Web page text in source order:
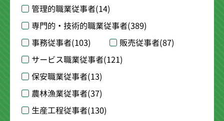
管理的職業従事者(14)
専門的・技術的職業従事者(389)
事務従事者(103) 販売従事者(87)
サービス職業従事者(121)
保安職業従事者(13)
農林漁業従事者(37)
生産工程従事者(130)